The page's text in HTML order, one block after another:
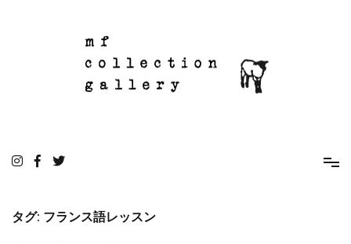
タグ: フランス語レッスン